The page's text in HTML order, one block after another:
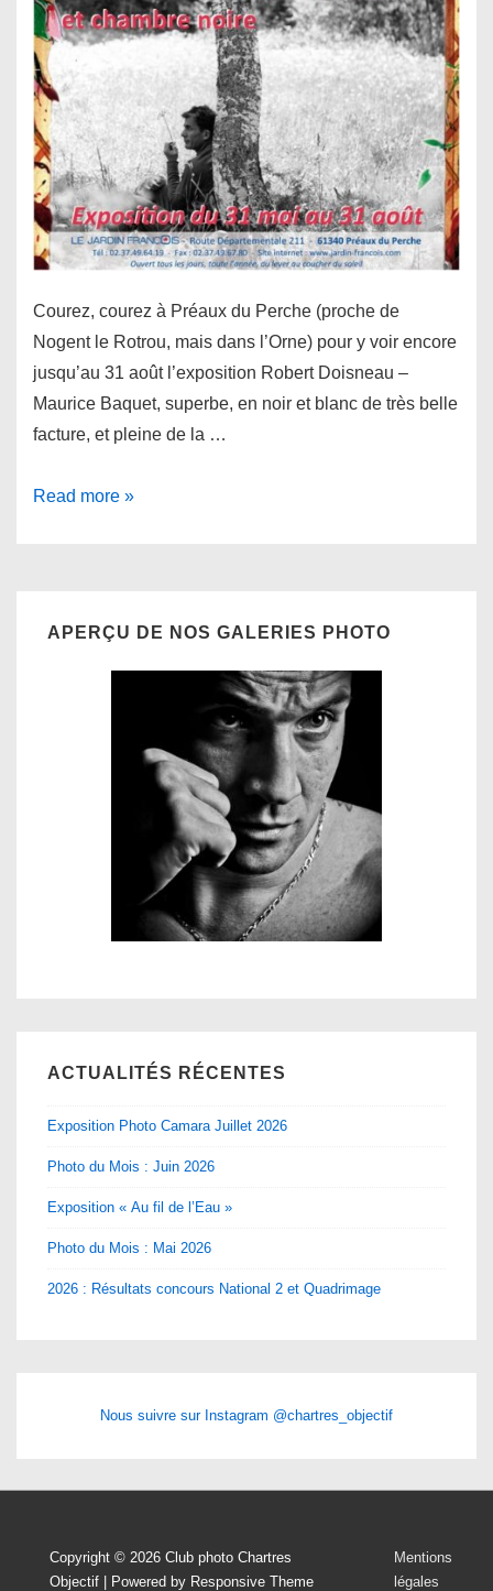
Courez, courez à Préaux du Perche (proche de
Nogent le Rotrou, mais dans l’Orne) pour y voir encore
jusqu’au 31 août l’exposition Robert Doisneau –
Maurice Baquet, superbe, en noir et blanc de très belle
facture, et pleine de la …
Exposition
Read more »
APERÇU DE NOS GALERIES PHOTO
ACTUALITÉS RÉCENTES
Exposition Photo Camara Juillet 2026
Photo du Mois : Juin 2026
Exposition « Au fil de l’Eau »
Photo du Mois : Mai 2026
2026 : Résultats concours National 2 et Quadrimage
Nous suivre sur Instagram @chartres_objectif
Copyright © 2026 Club photo Chartres
Objectif
| Powered by Responsive Theme
Menu
Mentions
légales